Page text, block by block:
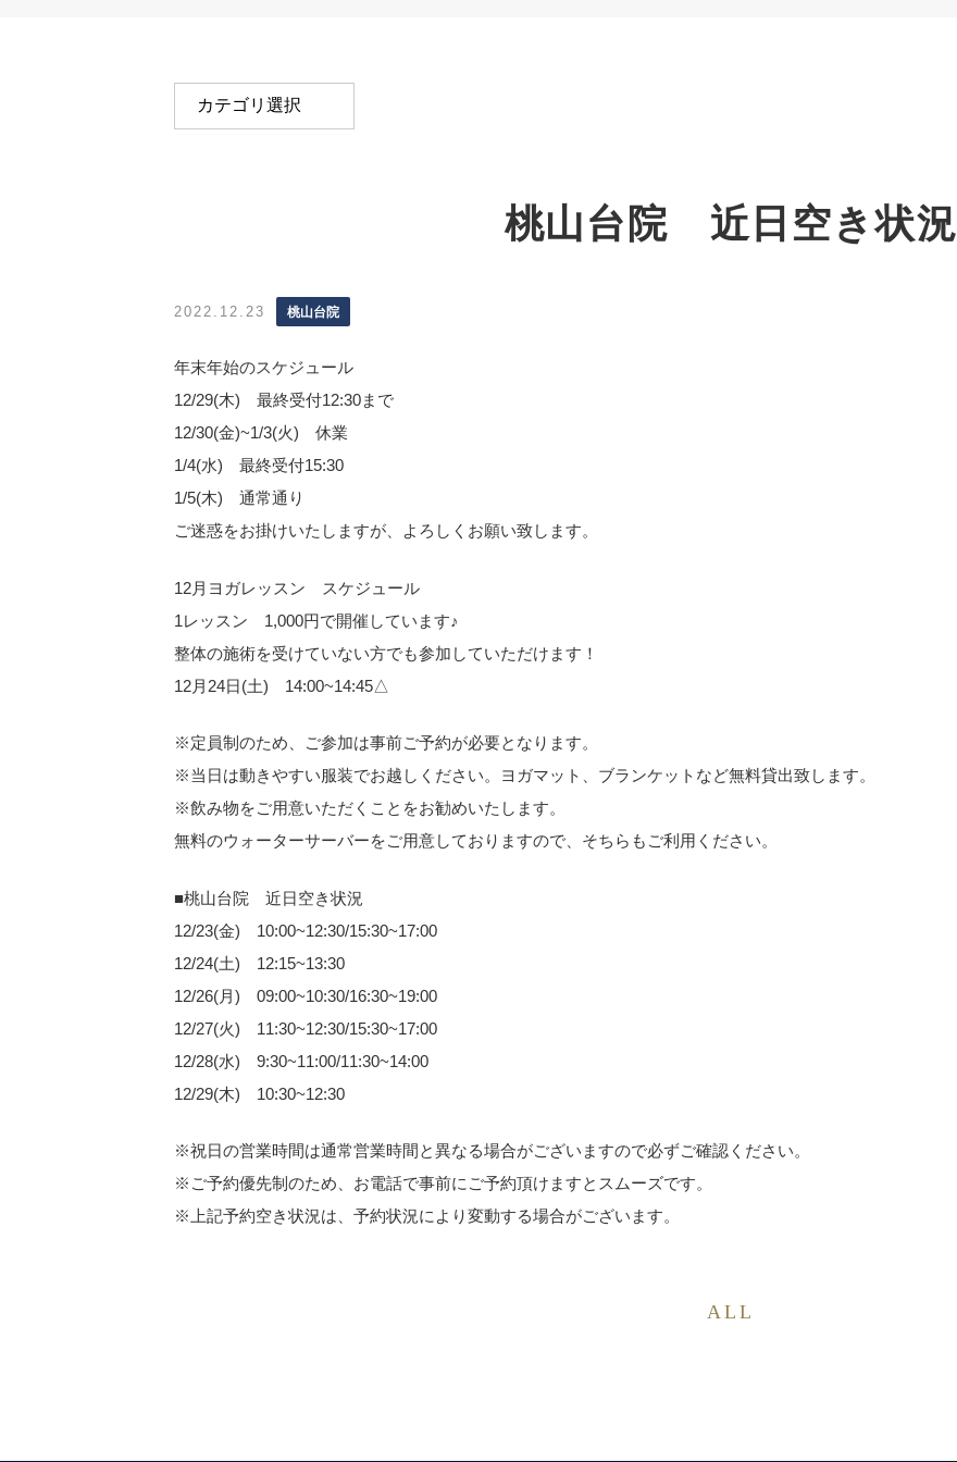
桃山台院 近日空き状況
2022.12.23 桃山台院
年末年始のスケジュール
12/29(木) 最終受付12:30まで
12/30(金)~1/3(火) 休業
1/4(水) 最終受付15:30
1/5(木) 通常通り
ご迷惑をお掛けいたしますが、よろしくお願い致します。
12月ヨガレッスン スケジュール
1レッスン 1,000円で開催しています♪
整体の施術を受けていない方でも参加していただけます！
12月24日(土) 14:00~14:45△
※定員制のため、ご参加は事前ご予約が必要となります。
※当日は動きやすい服装でお越しください。ヨガマット、ブランケットなど無料貸出致します。
※飲み物をご用意いただくことをお勧めいたします。
無料のウォーターサーバーをご用意しておりますので、そちらもご利用ください。
■桃山台院 近日空き状況
12/23(金) 10:00~12:30/15:30~17:00
12/24(土) 12:15~13:30
12/26(月) 09:00~10:30/16:30~19:00
12/27(火) 11:30~12:30/15:30~17:00
12/28(水) 9:30~11:00/11:30~14:00
12/29(木) 10:30~12:30
※祝日の営業時間は通常営業時間と異なる場合がございますので必ずご確認ください。
※ご予約優先制のため、お電話で事前にご予約頂けますとスムーズです。
※上記予約空き状況は、予約状況により変動する場合がございます。
ALL